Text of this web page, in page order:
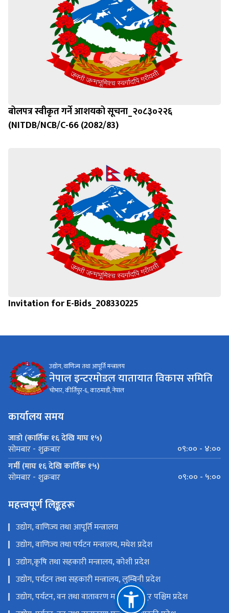
बोलपत्र स्वीकृत गर्ने आशयको सूचना_२०८३०२२६
(NITDB/NCB/C-66 (2082/83)
Invitation for E-Bids_208330225
उद्योग, वाणिज्य तथा आपूर्ति मन्त्रालय
नेपाल इन्टरमोडल यातायात विकास समिति
चोभार, कीर्तिपुर-६, काठमाडौं, नेपाल
कार्यालय समय
जाडो (कार्तिक १६ देखि माघ १५)
सोमबार - शुक्रबार
०९:०० - ४:००
गर्मी (माघ १६ देखि कार्तिक १५)
सोमबार - शुक्रबार ०९:०० - ५:००
महत्त्वपूर्ण लिङ्कहरू
उद्योग, वाणिज्य तथा आपूर्ति मन्त्रालय
उद्योग, वाणिज्य तथा पर्यटन मन्त्रालय, मधेश प्रदेश
उद्योग,कृषि तथा सहकारी मन्त्रालय, कोशी प्रदेश
उद्योग, पर्यटन तथा सहकारी मन्त्रालय, लुम्बिनी प्रदेश
उद्योग, पर्यटन, वन तथा वातावरण मन्त्रालय, सुदुर पश्चिम प्रदेश